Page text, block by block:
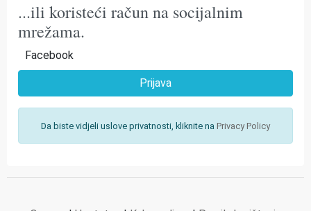
...ili koristeći račun na socijalnim
mrežama.
Facebook
Prijava
Da biste vidjeli uslove privatnosti, kliknite na Privacy Policy